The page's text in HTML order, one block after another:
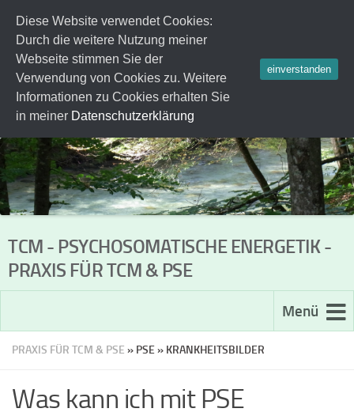
Zum Inhalt springen
TCM - PSYCHOSOMATISCHE ENERGETIK -
PRAXIS FÜR TCM & PSE
Menü
PRAXIS FÜR TCM & PSE » PSE » KRANKHEITSBILDER
Was kann ich mit PSE
Diese Website verwendet Cookies:
Durch die weitere Nutzung meiner
Webseite stimmen Sie der
Verwendung von Cookies zu. Weitere
Informationen zu Cookies erhalten Sie
in meiner Datenschutzerklärung
einverstanden